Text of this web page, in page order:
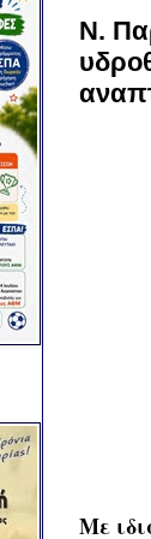
Ν.
Με